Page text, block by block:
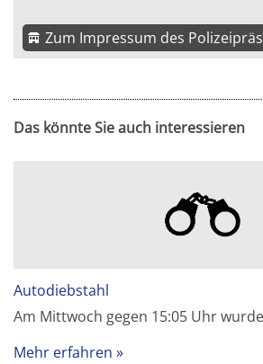
Zum Impressum des
Das könnte Sie auch interessieren
Autodiebstahl
Am Mittwoch gegen 15:05 Uhr
Mehr erfahren